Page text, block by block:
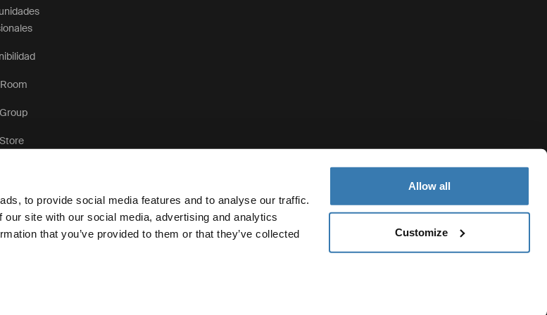
to provide social media features and to analyse our traffic.
site with our social media, advertising and analytics
that you’ve provided to them or that they’ve collected
Allow all
Customize
Aviso de privacidad Política de cookies Configuración de cookies Current market/